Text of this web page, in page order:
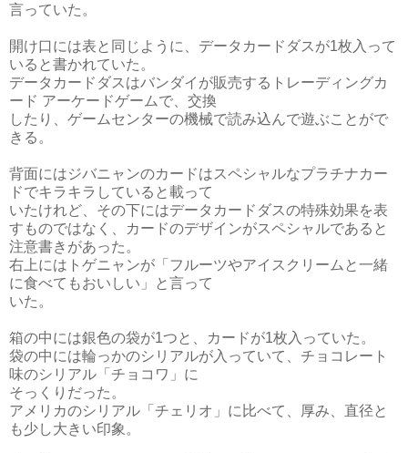
言っていた。
開け口には表と同じように、データカードダスが1枚入って
いると書かれていた。
データカードダスはバンダイが販売するトレーディングカ
ード アーケードゲームで、交換
したり、ゲームセンターの機械で読み込んで遊ぶことがで
きる。
背面にはジバニャンのカードはスペシャルなプラチナカー
ドでキラキラしていると載って
いたけれど、その下にはデータカードダスの特殊効果を表
すものではなく、カードのデザインがスペシャルであると
注意書きがあった。
右上にはトゲニャンが「フルーツやアイスクリームと一緒
に食べてもおいしい」と言って
いた。
箱の中には銀色の袋が1つと、カードが1枚入っていた。
袋の中には輪っかのシリアルが入っていて、チョコレート
味のシリアル「チョコワ」に
そっくりだった。
アメリカのシリアル「チェリオ」に比べて、厚み、直径と
も少し大きい印象。